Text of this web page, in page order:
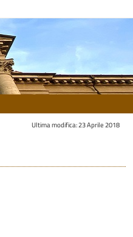
Ultima modifica: 23 Aprile 2018